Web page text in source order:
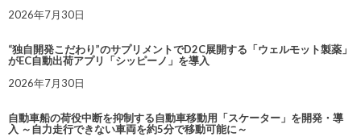
2026年7月30日
“独自開発こだわり”のサプリメントでD2C展開する「ウェルモット製薬」
がEC自動出荷アプリ「シッピーノ」を導入
2026年7月30日
自動車船の荷役中断を抑制する自動車移動用「スケーター」を開発・導
入 ～自力走行できない車両を約5分で移動可能に～